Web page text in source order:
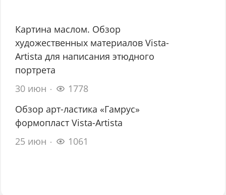
Картина маслом. Обзор
художественных материалов Vista-
Artista для написания этюдного
портрета
30 июн
1778
Обзор арт-ластика «Гамрус»
формопласт Vista-Artista
25 июн
1061